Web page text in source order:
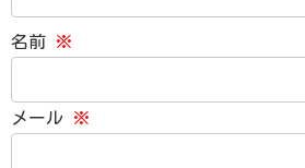
名前 ※
メール ※